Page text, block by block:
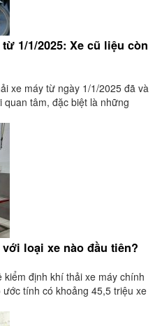
1/1/2025: Xe cũ liệu còn
xe máy từ ngày 1/1/2025 đã và
tâm, đặc biệt là những
loại xe nào đầu tiên?
định khí thải xe máy chính
tính có khoảng 45,5 triệu xe